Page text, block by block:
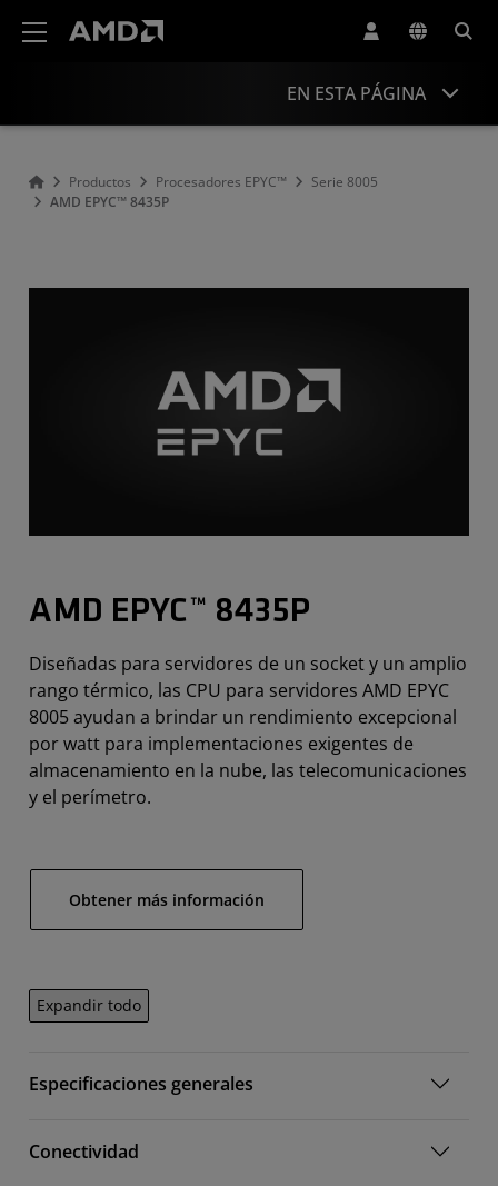
EN ESTA PÁGINA
Productos Procesadores EPYC™
Serie 8005
AMD EPYC™ 8435P
AMD EPYC™ 8435P
Diseñadas para servidores de un socket y un amplio
rango térmico, las CPU para servidores AMD EPYC
8005 ayudan a brindar un rendimiento excepcional
por watt para implementaciones exigentes de
almacenamiento en la nube, las telecomunicaciones
y el perímetro.
Obtener más información
Expandir todo
Especificaciones generales
Conectividad